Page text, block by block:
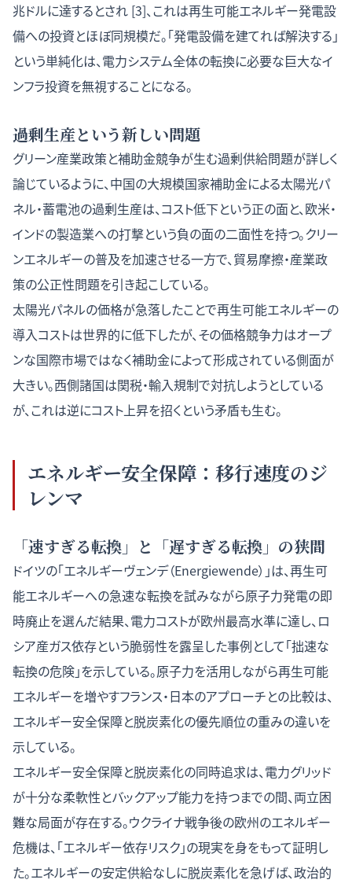
兆ドルに達するとされ [3]、これは再生可能エネルギー発電設
備への投資とほぼ同規模だ。「発電設備を建てれば解決する」
という単純化は、電力システム全体の転換に必要な巨大なイ
ンフラ投資を無視することになる。
過剰生産という新しい問題
グリーン産業政策と補助金競争が生む過剰供給問題が詳しく
論じているように、中国の大規模国家補助金による太陽光パ
ネル・蓄電池の過剰生産は、コスト低下という正の面と、欧米・
インドの製造業への打撃という負の面の二面性を持つ。クリー
ンエネルギーの普及を加速させる一方で、貿易摩擦・産業政
策の公正性問題を引き起こしている。
太陽光パネルの価格が急落したことで再生可能エネルギーの
導入コストは世界的に低下したが、その価格競争力はオープ
ンな国際市場ではなく補助金によって形成されている側面が
大きい。西側諸国は関税・輸入規制で対抗しようとしている
が、これは逆にコスト上昇を招くという矛盾も生む。
エネルギー安全保障：移行速度のジ
レンマ
「速すぎる転換」と「遅すぎる転換」の狭間
ドイツの「エネルギーヴェンデ（Energiewende）」は、再生可
能エネルギーへの急速な転換を試みながら原子力発電の即
時廃止を選んだ結果、電力コストが欧州最高水準に達し、ロ
シア産ガス依存という脆弱性を露呈した事例として「拙速な
転換の危険」を示している。原子力を活用しながら再生可能
エネルギーを増やすフランス・日本のアプローチとの比較は、
エネルギー安全保障と脱炭素化の優先順位の重みの違いを
示している。
エネルギー安全保障と脱炭素化の同時追求は、電力グリッド
が十分な柔軟性とバックアップ能力を持つまでの間、両立困
難な局面が存在する。ウクライナ戦争後の欧州のエネルギー
危機は、「エネルギー依存リスク」の現実を身をもって証明し
た。エネルギーの安定供給なしに脱炭素化を急げば、政治的